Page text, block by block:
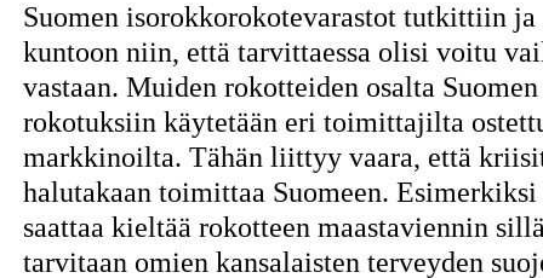
Suomen isorokkorokotevarastot tutkittiin
kuntoon niin, että tarvittaessa olisi voitu
vastaan. Muiden rokotteiden osalta
rokotuksiin käytetään eri toimittajilta
markkinoilta. Tähän liittyy vaara, että
halutakaan toimittaa Suomeen.
saattaa kieltää rokotteen maastaviennin
tarvitaan omien kansalaisten terveyden